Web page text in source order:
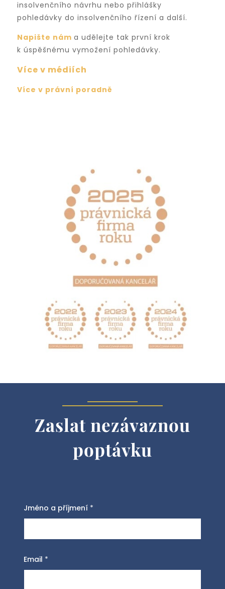
insolvenčního návrhu nebo přihlášky
pohledávky do insolvenčního řízení a další.
Napište nám a udělejte tak první krok
k úspěšnému vymožení pohledávky.
Více v médiích
Více v právní poradně
Zaslat nezávaznou
poptávku
Jméno a příjmení *
Email *